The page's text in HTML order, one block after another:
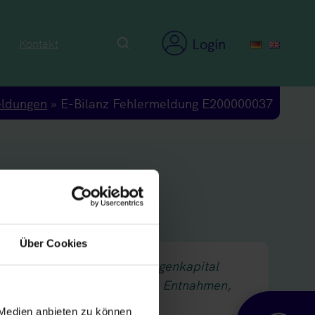
Über Cookies
anbieten zu können
Kontakt Login
» E-Bilanz Fehlermeldung E200000037
oder „Nicht durch Eigenkapital
gedeckte Entnahmen,
werden.